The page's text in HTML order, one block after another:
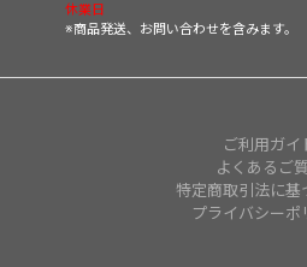
休業日
※商品発送、お問い合わせを含みます。
ご利用ガイ
よくあるご
特定商取引法に基
プライバシーポ